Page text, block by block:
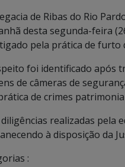
de Ribas do Rio
desta segunda-feira
pela prática de furto
foi identificado após
de câmeras de
de crimes
realizadas pela
à disposição da
: